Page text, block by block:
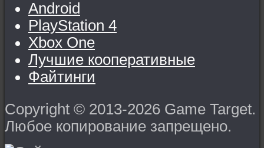
Android
PlayStation 4
Xbox One
Лучшие кооперативные
Файтинги
Copyright © 2013-2026 Game Target.
Любое копирование запрещено.